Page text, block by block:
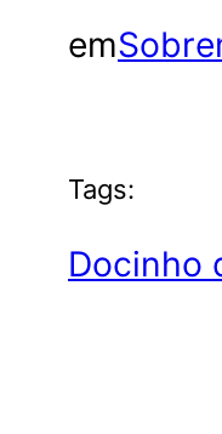
em
Tags:
Docinho